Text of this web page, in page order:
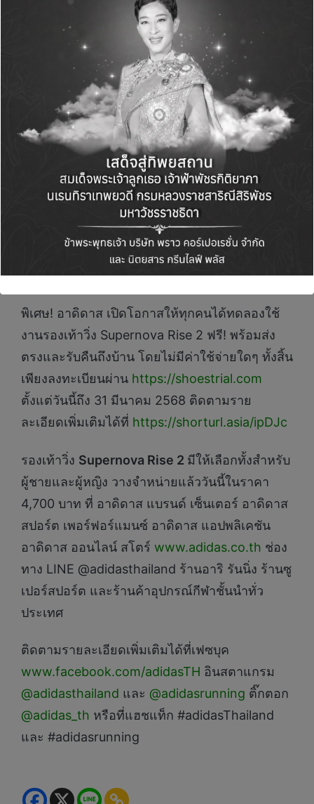
เจที นิวคัมบ์ ผู้อำนวยการฝ่ายของอาดิดาส รันนิง
กล่าวว่า“สำหรับการพัฒนารองเท้าวิ่งSupernova
พวกเราต้องการนำทุกอย่างที่นักวิ่งของเรา
ชื่นชอบจากรุ่นก่อนหน้า มาผสมผสานกับฟีเจอร์
ใหม่ๆ ที่เน้นความนุ่มสบายเป็นหลัก โดยเฉพาะ
อัปเปอร์แบบใหม่ที่มีน้ำหนักเบากว่าเดิม 4% ทำให้
นักวิ่งทุกคนได้รับประสบการณ์การวิ่งที่ยอดเยี่ยม
ในทุกวัน”
พิเศษ! อาดิดาส เปิดโอกาสให้ทุกคนได้ทดลองใช้
งานรองเท้าวิ่ง Supernova Rise 2 ฟรี! พร้อมส่ง
ตรงและรับคืนถึงบ้าน โดยไม่มีค่าใช้จ่ายใดๆ ทั้งสิ้น
เพียงลงทะเบียนผ่าน https://shoestrial.com
ตั้งแต่วันนี้ถึง 31 มีนาคม 2568 ติดตามราย
ละเอียดเพิ่มเติมได้ที่ https://shorturl.asia/ipDJc
รองเท้าวิ่ง Supernova Rise 2 มีให้เลือกทั้งสำหรับ
ผู้ชายและผู้หญิง วางจำหน่ายแล้ววันนี้ในราคา
4,700 บาท ที่ อาดิดาส แบรนด์ เซ็นเตอร์ อาดิดาส
สปอร์ต เพอร์ฟอร์แมนซ์ อาดิดาส แอปพลิเคชัน
อาดิดาส ออนไลน์ สโตร์ www.adidas.co.th ช่อง
ทาง LINE @adidasthailand ร้านอาริ รันนิ่ง ร้านซู
เปอร์สปอร์ต และร้านค้าอุปกรณ์กีฬาชั้นนำทั่ว
ประเทศ
ติดตามรายละเอียดเพิ่มเติมได้ที่เฟซบุค
www.facebook.com/adidasTH อินสตาแกรม
@adidasthailand และ @adidasrunning ติ๊กตอก
@adidas_th หรือที่แฮชแท็ก #adidasThailand
และ #adidasrunning